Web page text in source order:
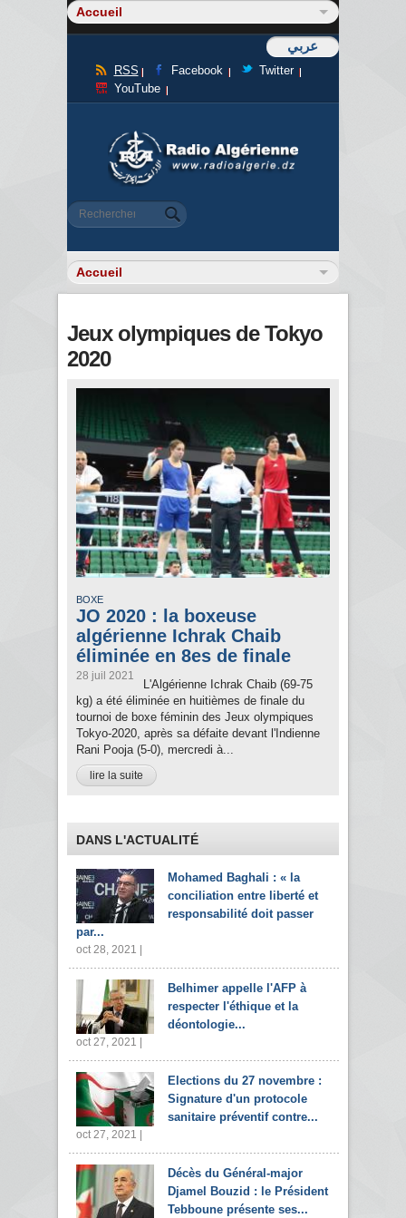
عربي
RSS Facebook
Twitter
YouTube
Formulaire de recherche
Rechercher
Jeux olympiques de Tokyo
2020
BOXE
JO 2020 : la boxeuse
algérienne Ichrak Chaib
éliminée en 8es de finale
28 juil 2021
L'Algérienne Ichrak Chaib (69-75
kg) a été éliminée en huitièmes de finale du
tournoi de boxe féminin des Jeux olympiques
Tokyo-2020, après sa défaite devant l'Indienne
Rani Pooja (5-0), mercredi à...
lire la suite
DANS L'ACTUALITÉ
Mohamed Baghali : « la
conciliation entre liberté et
responsabilité doit passer
par...
oct 28, 2021 |
Belhimer appelle l'AFP à
respecter l'éthique et la
déontologie...
oct 27, 2021 |
Elections du 27 novembre :
Signature d'un protocole
sanitaire préventif contre...
oct 27, 2021 |
Décès du Général-major
Djamel Bouzid : le Président
Tebboune présente ses...